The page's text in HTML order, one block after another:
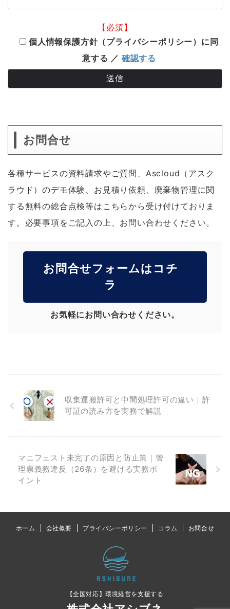
【必須】
個人情報保護方針（プライバシーポリシー）に同
意する ／ 確認する
お問合せ
各種サービスの資料請求やご質問、Ascloud（アスク
ラウド）のデモ体験、お見積り依頼、廃棄物管理に関
する無料の総合点検等はこちらから受け付けておりま
す。必要事項をご記入の上、お問い合わせください。
お問合せフォームはコチ
ラ
お気軽にお問い合わせください。
収集運搬許可と中間処理許可の違い｜許
可証の読み方を実務で解説
マニフェスト未完了の原因と防止策｜管
理票義務違反（26条）を避ける実務ポ
イント
ホーム 会社概要 プライバシーポリシー コラム お問合せ
【全国対応】環境経営を支援する